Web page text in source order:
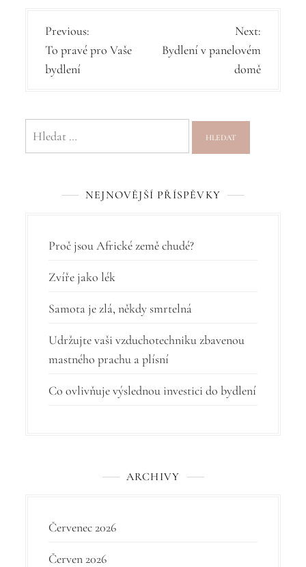
N
a
v
a
r
o
ř
í
s
p
Previous:
To pravé pro Vaše
bydlení
Next:
Bydlení v panelovém
domě
Vyhledávání
NEJNOVĚJŠÍ PŘÍSPĚVKY
Proč jsou Africké země chudé?
Zvíře jako lék
Samota je zlá, někdy smrtelná
Udržujte vaši vzduchotechniku zbavenou
mastného prachu a plísní
Co ovlivňuje výslednou investici do bydlení
ARCHIVY
Červenec 2026
Červen 2026